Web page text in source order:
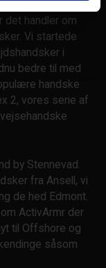
det handler om
Vi startede
i
bedre til med
handske
2, vores serie af
by Stennevad.
fra Ansell, vi
de hed Edmont.
ActivArmr der
til Offshore og
såsom